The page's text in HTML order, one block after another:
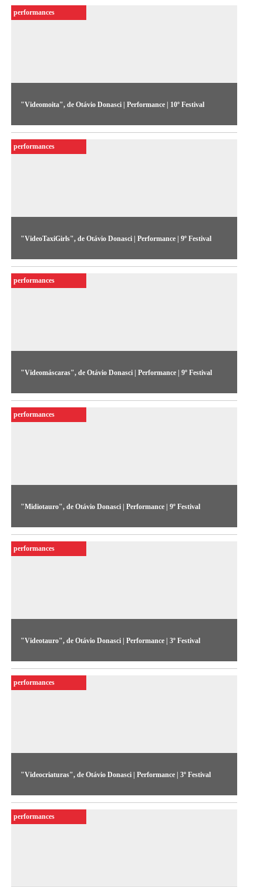
Imagens digitalizadas do corpo da performer projetam-se na
tela conforme ela se movimenta, graças a sensores espalhados
"Videomoita", de Otávio Donasci | Performance | 10º Festival
Um personagem-balão com expressões produzidas por
monitores de vídeo pairava sobre o Conjunto Esportivo do
Sesc Pompeia.
performances
"VideoTaxiGirls", de Otávio Donasci | Performance | 9º Festival
Um casal de manequins de rodinhas com monitores de vídeo
na cabeça podem ser “tirados para dançar” pelo público. Basta
pagar o gigolô que opera os vídeos e o gravador.
performances
"Videomáscaras", de Otávio Donasci | Performance | 9º Festival
Peformance em que velas-vídeo são transformadas em
imensos rostos através de projeções tridimensionais.
performances
"Midiotauro", de Otávio Donasci | Performance | 9º Festival
Baseado na lenda grega do Minotauro, a performance
envolvia uma videocriatura com cabeça de boi e um monitor
no lugar de cada olho.
performances
"Videotauro", de Otávio Donasci | Performance | 3º Festival
Um cavalo com um monitor de TV de 20 polegadas no lugar
da cabeça circulou pelas ruas do Bixiga.
performances
"Videocriaturas", de Otávio Donasci | Performance | 3º Festival
Uma vídeo-criatura passeia pela exposição durante o festival;
outras duas vídeo-criaturas lutam kendô.
performances
performances